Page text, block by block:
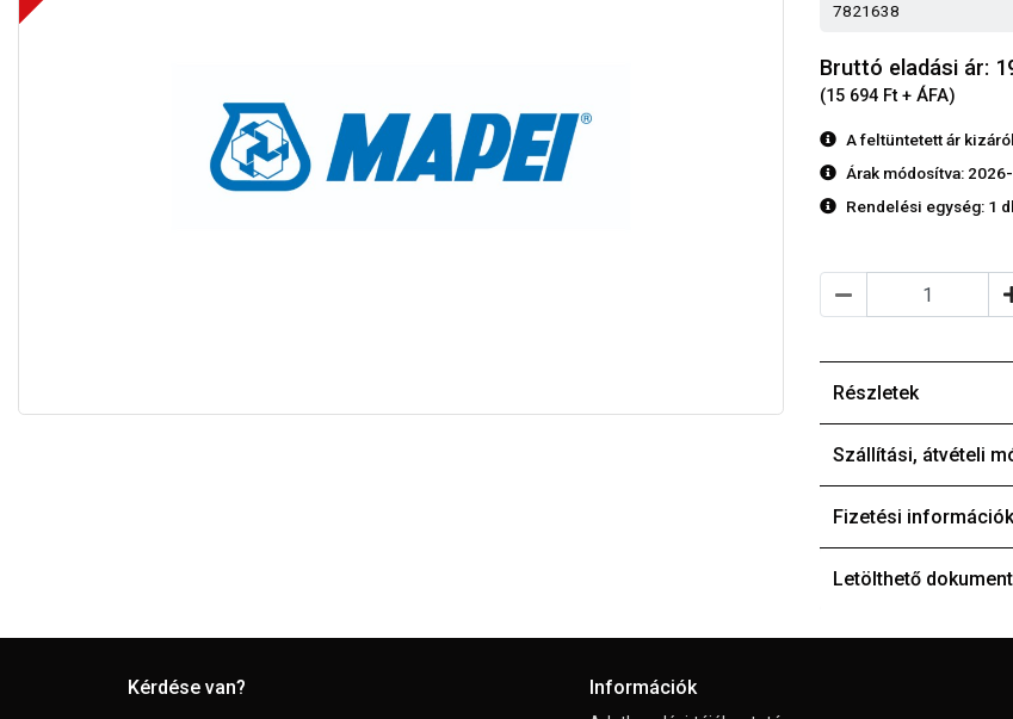
7821638
Bruttó eladási ár:
(15 694 Ft + ÁFA)
A feltüntetett ár
Árak módosítva:
Rendelési egység: 1
Részletek
Szállítási, átvételi
Fizetési információk
Letölthető
Kérdése van? Információk